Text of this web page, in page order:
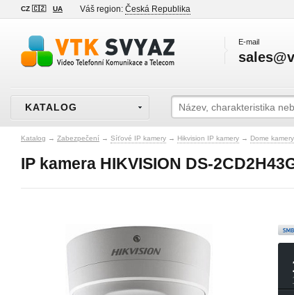
CZ 🇨🇿 UA Váš region: Česká Republika
E-mail
KATALOG
Katalog → Zabezpečení → Síťové IP kamery → Hikvision IP kamery → Dome kamery
IP kamera HIKVISION DS-